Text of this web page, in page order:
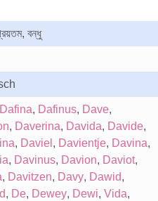
বন্ধু
Dafina, Dafinus, Dave,
, Daverina, Davida, Davide,
, Daviel , Davientje, Davina,
, Davinus, Davion, Daviot,
, Davitzen, Davy, Dawid,
, De, Dewey, Dewi, Vida,